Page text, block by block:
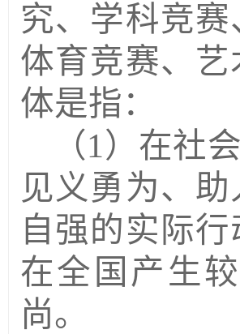
究、学科竞
体育竞赛、
体是指：
（1）在社
见义勇为、
自强的实际
在全国产生
尚。